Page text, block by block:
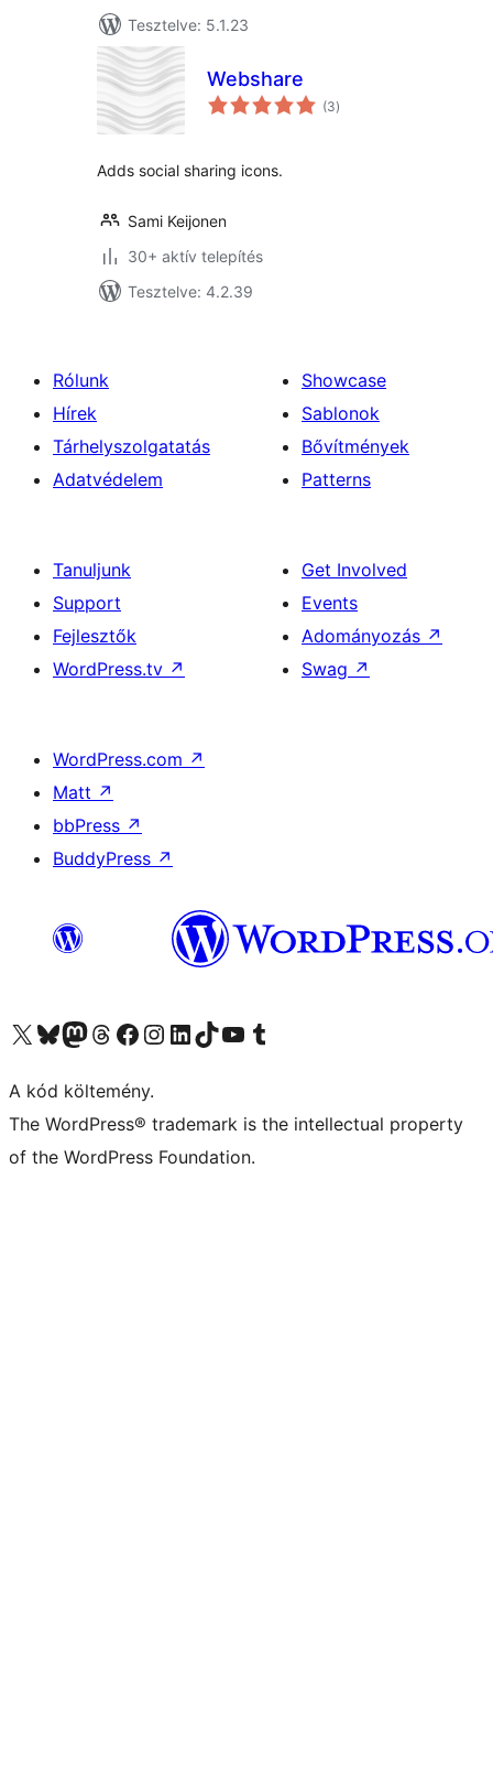
Tesztelve: 5.1.23
Webshare
(3értékelés
összesen
)
Adds social sharing icons.
Sami Keijonen
30+ aktív telepítés
Tesztelve: 4.2.39
Rólunk
Hírek
Tárhelyszolgatatás
Adatvédelem
Showcase
Sablonok
Bővítmények
Patterns
Tanuljunk
Support
Fejlesztők
WordPress.tv ↗
Get Involved
Events
Adományozás ↗
Swag ↗
WordPress.com ↗
Matt ↗
bbPress ↗
BuddyPress ↗
Visit our X (formerly Twitter) account
Visit our Bluesky account
Twitter csatornánk
Visit our Threads account
Facebook oldalunk megtekintése
Visit our Instagram account
Visit our LinkedIn account
Visit our TikTok account
Visit our YouTube channel
Visit our Tumblr account
A kód költemény.
The WordPress® trademark is the intellectual property
of the WordPress Foundation.